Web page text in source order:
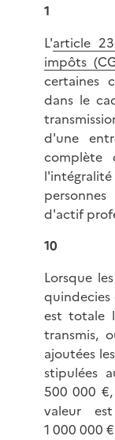
1
L'article
impôts
certaines
dans le
d'une
complète
d'actif
10
Lorsque
est totale
transmis,
ajoutées
stipulées
500 000 €
valeur
1 000 000 €